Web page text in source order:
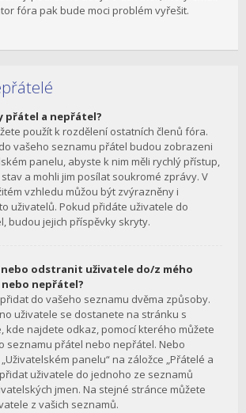
fóra pak bude moci problém vyřešit.
přátel a nepřátel?
použít k rozdělení ostatních členů fóra.
vašeho seznamu přátel budou zobrazeni
panelu, abyste k nim měli rychlý přístup,
a mohli jim posílat soukromé zprávy. V
vzhledu můžou být zvýrazněny i
uživatelů. Pokud přidáte uživatele do
budou jejich příspěvky skryty.
nebo odstranit uživatele do/z mého
nepřátel?
do vašeho seznamu dvěma způsoby.
uživatele se dostanete na stránku s
kde najdete odkaz, pomocí kterého můžete
seznamu přátel nebo nepřátel. Nebo
panelu“ na záložce „Přátelé a
uživatele do jednoho ze seznamů
jmen. Na stejné stránce můžete
z vašich seznamů.